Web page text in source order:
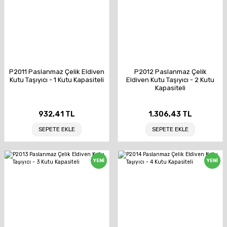
P2011 Paslanmaz Çelik Eldiven
Kutu Taşıyıcı - 1 Kutu Kapasiteli
932,41 TL
SEPETE EKLE
P2012 Paslanmaz Çelik
Eldiven Kutu Taşıyıcı - 2 Kutu
Kapasiteli
1.306,43 TL
SEPETE EKLE
YENİ YENİ